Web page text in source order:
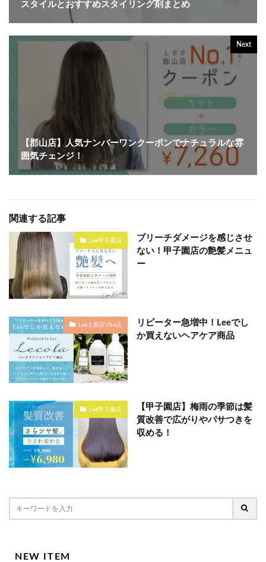
スタイルとおすすめスタイリング剤まとめ
Next
【郡山店】人気ナンバーワンクーポンでナチュラルな雰
囲気チェンジ！
関連する記事
Lee甲子園店
ブリーチダメージを感じさせ
ない！甲子園店の艶髪メニュ
ー
Lee上新庄Vita店
リピーター急増中！Leeでし
か買えないヘアケア商品
Lee甲子園店
【甲子園店】梅雨の季節は髪
質改善で広がりやパサつきを
収める！
NEW ITEM